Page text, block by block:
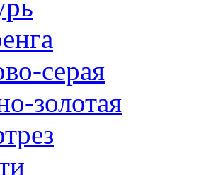
серая
золотая